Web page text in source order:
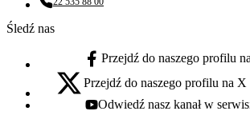
Numer telefonu:
Śledź nas
facebook - otwiera się w nowej karcie
Przejdź do naszego profilu
x - otwiera się w nowej karcie
Przejdź do naszego profilu na
youtube - otwiera się w nowej karcie
Odwiedź nasz kanał w